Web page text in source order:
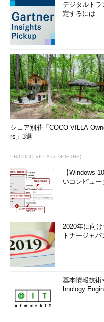
デジタルトラ
定するには
シェア別荘「COCO VILLA
rs」3選
PR(COCO VILLA on GOETHE)
【Windows
いコンピュ
2020年に向
トナージャ
基本情報技術
hnology